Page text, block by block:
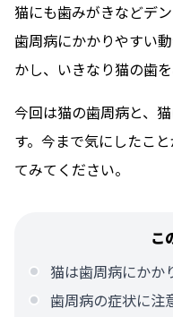
猫にも歯みがきなどデ
歯周病にかかりやすい
かし、いきなり猫の歯
今回は猫の歯周病と、
す。今まで気にしたこ
てみてください。
こ
猫は歯周病にかか
歯周病の症状に注